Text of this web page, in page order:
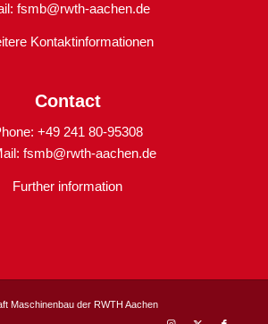
fsmb@rwth-aachen.de
Kontaktinformationen
Contact
+49 241 80-95308
fsmb@rwth-aachen.de
Further information
Maschinenbau der RWTH Aachen